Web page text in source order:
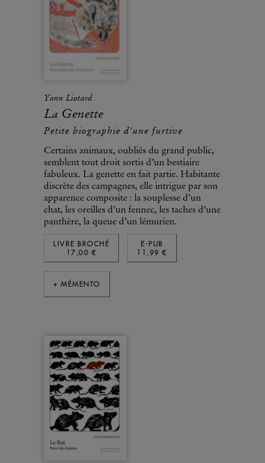
Yann Liotard
La Genette
Petite biographie d'une furtive
Certains animaux, oubliés du grand public,
semblent tout droit sortis d’un bestiaire
fabuleux. La genette en fait partie. Habitante
discrète des campagnes, elle intrigue par son
apparence composite : la souplesse d’un
chat, les oreilles d’un fennec, les taches d’une
panthère, la queue d’un lémurien.
LIVRE BROCHÉ
17,00 €
E-PUB
11,99 €
+ MÉMENTO